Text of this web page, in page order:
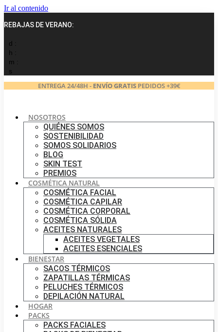
Ir al contenido
REBAJAS DE VERANO:
d :
h :
m :
s
ENTREGA 24/48H - ENVÍO GRATISPEDIDOS +39€
NOSOTROS
QUIÉNES SOMOS
SOSTENIBILIDAD
SOMOS SOLIDARIOS
BLOG
SKIN TEST
PREMIOS
COSMÉTICA NATURAL
COSMÉTICA FACIAL
COSMÉTICA CAPILAR
COSMÉTICA CORPORAL
COSMÉTICA SÓLIDA
ACEITES NATURALES
ACEITES VEGETALES
ACEITES ESENCIALES
BIENESTAR
SACOS TÉRMICOS
ZAPATILLAS TÉRMICAS
PELUCHES TÉRMICOS
DEPILACIÓN NATURAL
HOGAR
PACKS
PACKS FACIALES